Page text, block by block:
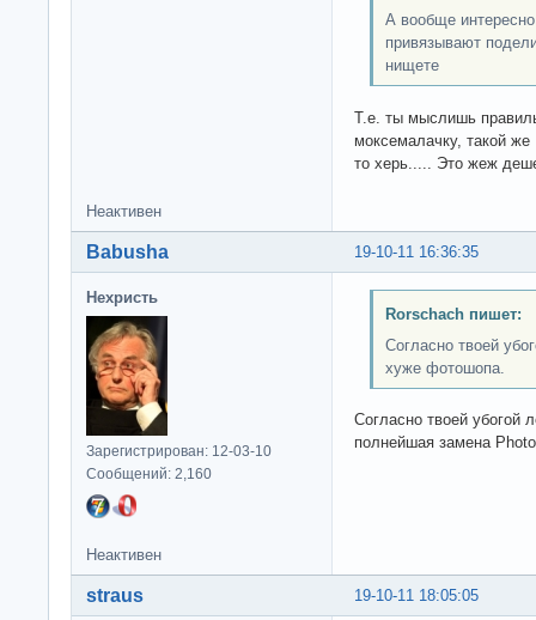
А вообще
привязывают
нищете
Т.е. ты мыслишь
моксемалачку, такой
то херь..... Это жеж
Неактивен
19-10-11 16:36:35
Babusha
Нехристь
Зарегистрирован: 12-03-10
Сообщений: 2,160
Rorschach пишет:
Согласно твоей
хуже фотошопа.
Согласно твоей убогой
полнейшая замена
Неактивен
19-10-11 18:05:05
straus